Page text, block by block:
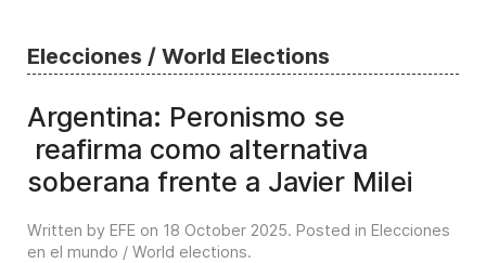
Elecciones / World Elections
Argentina: Peronismo se
reafirma como alternativa
soberana frente a Javier Milei
Written by EFE on 18 October 2025. Posted in Elecciones
en el mundo / World elections.